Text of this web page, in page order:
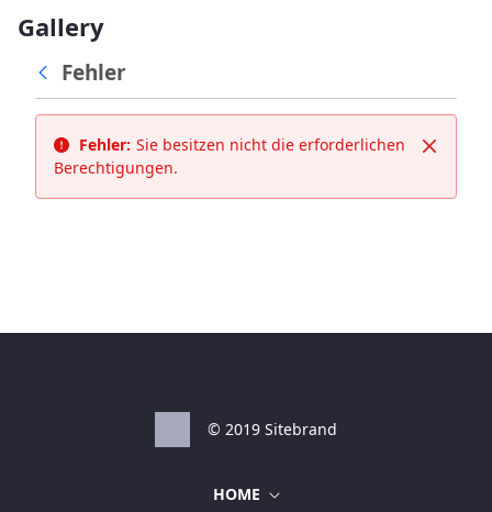
Gallery
Fehler
Fehler: Sie besitzen nicht die erforderlichen
Berechtigungen.
© 2019 Sitebrand
HOME